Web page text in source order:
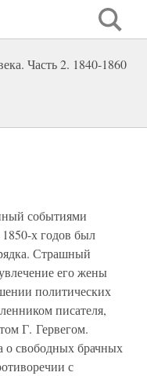
Часть 2. 1840-1860
событиями
х годов был
Страшный
его жены
политических
писателя,
Г. Гервегом.
о свободных брачных
с